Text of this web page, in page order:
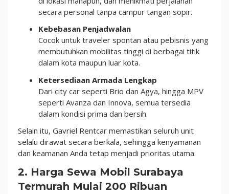
secara personal tanpa campur tangan sopir.
Kebebasan Penjadwalan
Cocok untuk traveler spontan atau pebisnis yang
membutuhkan mobilitas tinggi di berbagai titik
dalam kota maupun luar kota.
Ketersediaan Armada Lengkap
Dari city car seperti Brio dan Agya, hingga MPV
seperti Avanza dan Innova, semua tersedia
dalam kondisi prima dan bersih.
Selain itu, Gavriel Rentcar memastikan seluruh unit
selalu dirawat secara berkala, sehingga kenyamanan
dan keamanan Anda tetap menjadi prioritas utama.
2. Harga Sewa Mobil Surabaya
Termurah Mulai 200 Ribuan